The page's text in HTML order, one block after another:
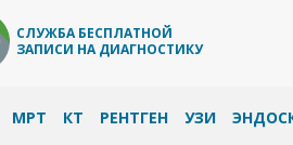
СЛУЖБА БЕСПЛАТНОЙ
ЗАПИСИ НА ДИАГНОСТИКУ
МРТ КТ РЕНТГЕН УЗИ